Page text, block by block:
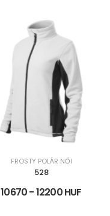
FROSTY POLÁR NŐI
528
10670 - 12200 HUF